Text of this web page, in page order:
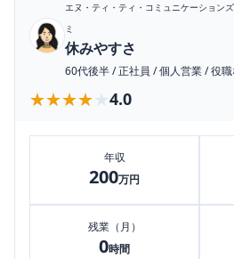
エヌ・ティ・ティ・コミュニケーション
ミ
休みやすさ
60代後半/正社員 /個人営業/役職
★★★★★
★★★★★ 4.0
年収
200万円
残業（月）
0時間